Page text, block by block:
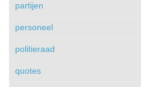
partijen
personeel
politieraad
quotes